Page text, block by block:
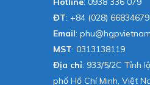
ĐT: +84 (028) 66834679
Email:
MST: 0313138119
Địa chỉ: 933/5/2C Tỉnh
phố Hồ Chí Minh, Việt